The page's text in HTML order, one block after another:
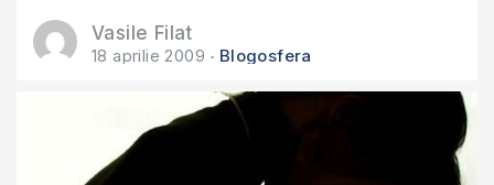
Vasile Filat
18 aprilie 2009 Blogosfera